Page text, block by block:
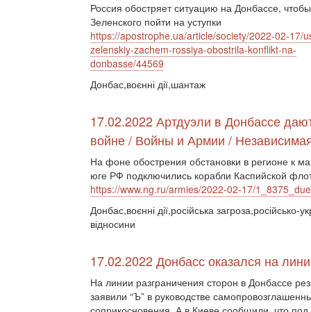
Россия обостряет ситуацию на Донбассе, чтобы
Зеленского пойти на уступки
https://apostrophe.ua/article/society/2022-02-17/
zelenskiy-zachem-rossiya-obostrila-konflikt-na-
donbasse/44569
Донбас,воєнні дії,шантаж
17.02.2022 Артдуэли в Донбассе
войне / Войны и Армии /
На фоне обострения обстановки в регионе к
юге РФ подключились корабли Каспийской
https://www.ng.ru/armies/2022-02-17/
Донбас,воєнні дії,російська загроза,російсько-
відносини
17.02.2022 Донбасс оказался на
На линии разграничения сторон в Донбассе
заявили “Ъ” в руководстве